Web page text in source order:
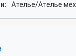
Ателье/Ателье